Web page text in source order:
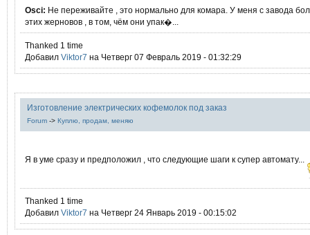
Osci: Не переживайте , это нормально для комара. У меня с завода
этих жерновов , в том, чём они упак�...
Thanked 1 time
Добавил Viktor7 на Четверг 07 Февраль 2019 - 01:32:29
Изготовление электрических кофемолок под заказ
Forum -> Куплю, продам, меняю
Я в уме сразу и предположил , что следующие шаги к супер автомату...
Thanked 1 time
Добавил Viktor7 на Четверг 24 Январь 2019 - 00:15:02